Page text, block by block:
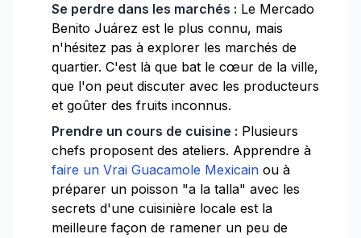
Se perdre dans les marchés : Le Mercado
Benito Juárez est le plus connu, mais
n'hésitez pas à explorer les marchés de
quartier. C'est là que bat le cœur de la ville,
que l'on peut discuter avec les producteurs
et goûter des fruits inconnus.
Prendre un cours de cuisine : Plusieurs
chefs proposent des ateliers. Apprendre à
faire un Vrai Guacamole Mexicain ou à
préparer un poisson "a la talla" avec les
secrets d'une cuisinière locale est la
meilleure façon de ramener un peu de